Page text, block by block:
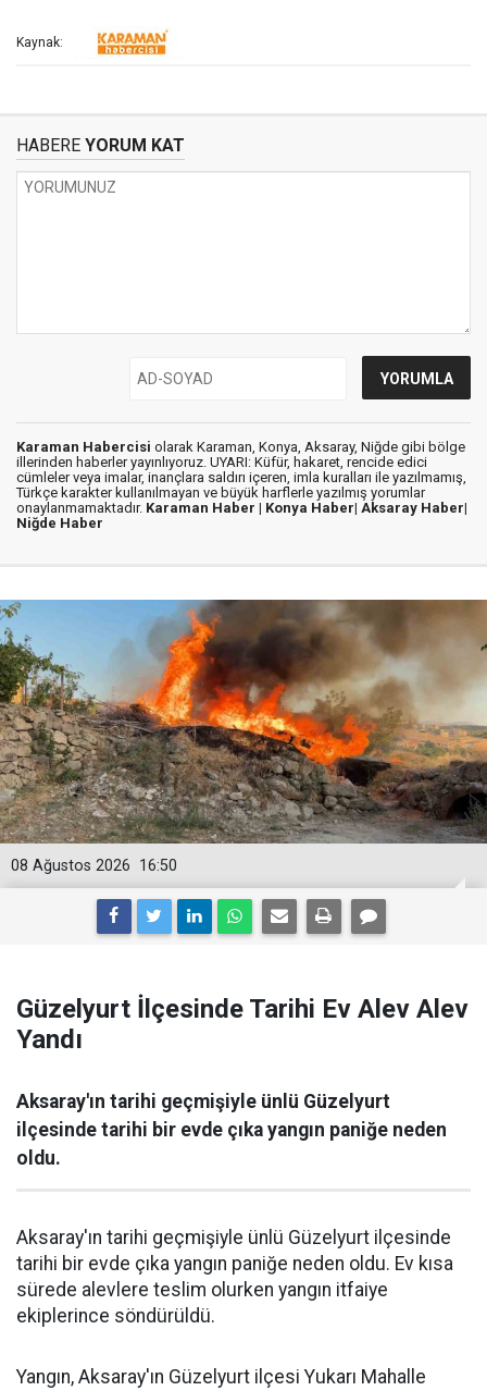
Kaynak:
HABERE YORUM KAT
Karaman Habercisi olarak Karaman, Konya, Aksaray, Niğde gibi bölge
illerinden haberler yayınlıyoruz. UYARI: Küfür, hakaret, rencide edici
cümleler veya imalar, inançlara saldırı içeren, imla kuralları ile yazılmamış,
Türkçe karakter kullanılmayan ve büyük harflerle yazılmış yorumlar
onaylanmamaktadır. Karaman Haber | Konya Haber| Aksaray Haber|
Niğde Haber
16:50
08 Ağustos 2026
Güzelyurt İlçesinde Tarihi Ev Alev Alev
Yandı
Aksaray'ın tarihi geçmişiyle ünlü Güzelyurt
ilçesinde tarihi bir evde çıka yangın paniğe neden
oldu.
Aksaray'ın tarihi geçmişiyle ünlü Güzelyurt ilçesinde
tarihi bir evde çıka yangın paniğe neden oldu. Ev kısa
sürede alevlere teslim olurken yangın itfaiye
ekiplerince söndürüldü.
Yangın, Aksaray'ın Güzelyurt ilçesi Yukarı Mahalle